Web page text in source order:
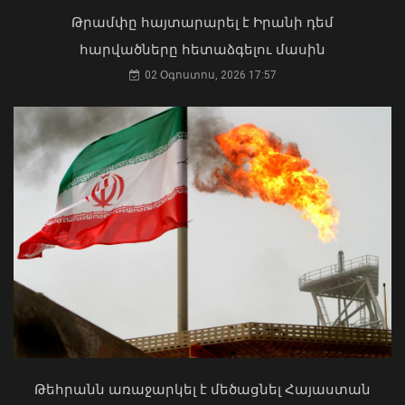
Համայնքներում կիրականացվեն
հունական ժողովրդական պարերի
07 Օգոստոս, 2026 17:50
Մկրտության արարողությունից հետո
Արտաշատում 14 մարդ թունավորման
ախտանիշներով դիմել է ԲԿ. ՀՎԿԱԿ
02 Օգոստոս, 2026 15:06
Թրամփը հայտարարել է Իրանի դեմ
հարվածները հետաձգելու մասին
02 Օգոստոս, 2026 17:57
Թեհրանն առաջարկել է մեծացնել Հայաստան